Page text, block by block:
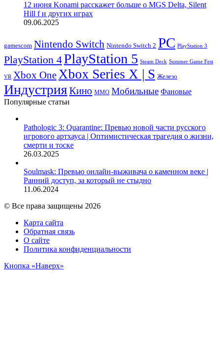
12 июня Konami расскажет больше о MGS Delta, Silent
Hill f и других играх
09.06.2025
gamescom Nintendo Switch Nintendo Switch 2 PC PlayStation 3
PlayStation 4PlayStation 5 Steam Deck Summer Game Fest
VR Xbox OneXbox Series X | S Железо
ИндустрияКино ММО Мобильные Фановые
Популярные статьи
Pathologic 3: Quarantine: Превью новой части русского
игрового артхауса | Оптимистическая трагедия о жизни,
смерти и тоске
26.03.2025
Soulmask: Превью онлайн-выживача о каменном веке |
Ранний доступ, за который не стыдно
11.06.2024
© Все права защищены 2026
Карта сайта
Обратная связь
О сайте
Политика конфиденциальности
Кнопка «Наверх»